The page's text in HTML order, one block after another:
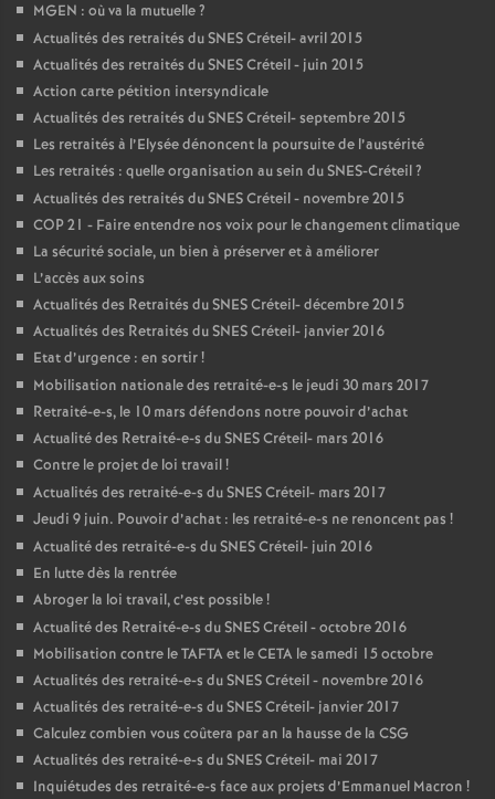
MGEN : où va la mutuelle?
Actualités des retraités duSNESCréteil- avril 2015
Actualités des retraités duSNESCréteil - juin 2015
Action carte pétition intersyndicale
Actualités des retraités duSNESCréteil- septembre 2015
Les retraités à l’Elysée dénoncent la poursuite de l’austérité
Les retraités : quelle organisation au sein duSNES-Créteil?
Actualités des retraités duSNESCréteil - novembre 2015
COP21 - Faire entendre nos voix pour le changement climatique
La sécurité sociale, un bien à préserver et à améliorer
L’accès aux soins
Actualités des Retraités duSNESCréteil- décembre 2015
Actualités des Retraités duSNESCréteil- janvier 2016
Etat d’urgence : en sortir!
Mobilisation nationale des retraité-e-s le jeudi 30 mars 2017
Retraité-e-s, le 10 mars défendons notre pouvoir d’achat
Actualité des Retraité-e-s duSNESCréteil- mars 2016
Contre le projet de loi travail!
Actualités des retraité-e-s duSNESCréteil- mars 2017
Jeudi 9 juin. Pouvoir d’achat : les retraité-e-s ne renoncent pas !
Actualité des retraité-e-s duSNESCréteil- juin 2016
En lutte dès la rentrée
Abroger la loi travail, c’est possible!
Actualité des Retraité-e-s duSNESCréteil - octobre 2016
Mobilisation contre leTAFTAet leCETA le samedi 15 octobre
Actualités des retraité-e-s duSNESCréteil - novembre 2016
Actualités des retraité-e-s duSNESCréteil- janvier 2017
Calculez combien vous coûtera par an la hausse de la CSG
Actualités des retraité-e-s duSNESCréteil- mai 2017
Inquiétudes des retraité-e-s face aux projets d’Emmanuel Macron !